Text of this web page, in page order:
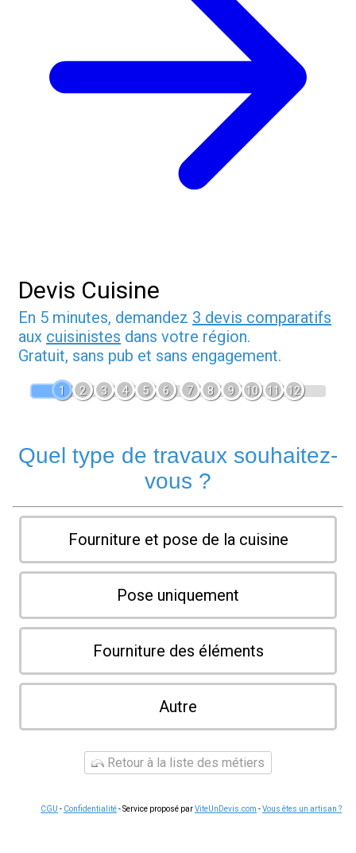
Devis Cuisine
En 5 minutes, demandez 3 devis comparatifs
aux cuisinistes dans votre région.
Gratuit, sans pub et sans engagement.
1 2 3 4 5 6 7 8 9 10 11 12
Quel type de travaux souhaitez-
vous ?
Fourniture et pose de la cuisine
Pose uniquement
Fourniture des éléments
Autre
Retour à la liste des métiers
CGU - Confidentialité- Service proposé parViteUnDevis.com -Vous êtes un artisan ?